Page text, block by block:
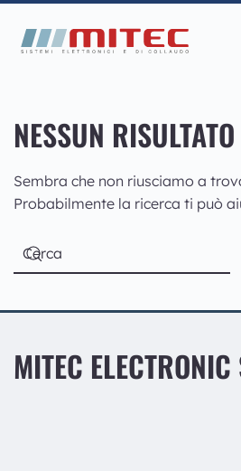
Skip
content
NESSUN RISULTATO
Sembra che non riusciamo a
Probabilmente la ricerca ti può
MITEC